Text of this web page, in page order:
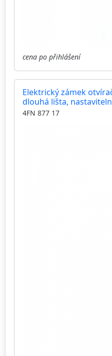
cena po přihlášení
Elektrický zámek
dlouhá lišta,
4FN 877 17